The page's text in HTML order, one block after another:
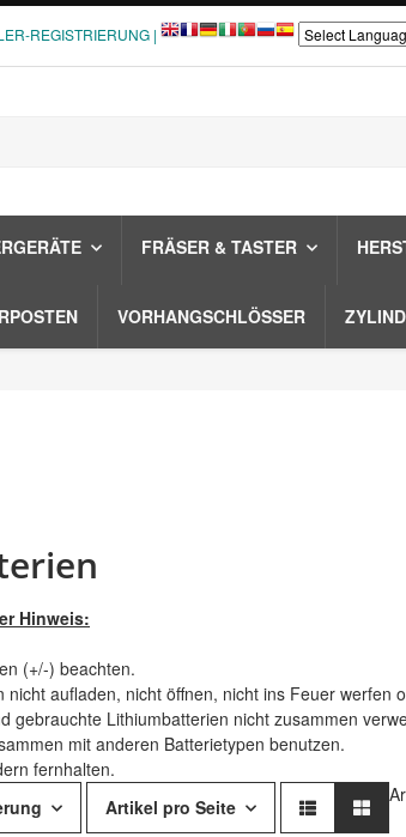
REGISTRIERUNG |
FRÄSER & TASTER
VORHANGSCHLÖSSER
Hinweis:
(+/-) beachten.
nicht aufladen, nicht öffnen, nicht ins Feuer werfen
gebrauchte Lithiumbatterien nicht zusammen
mit anderen Batterietypen benutzen.
fernhalten.
Artikel pro Seite